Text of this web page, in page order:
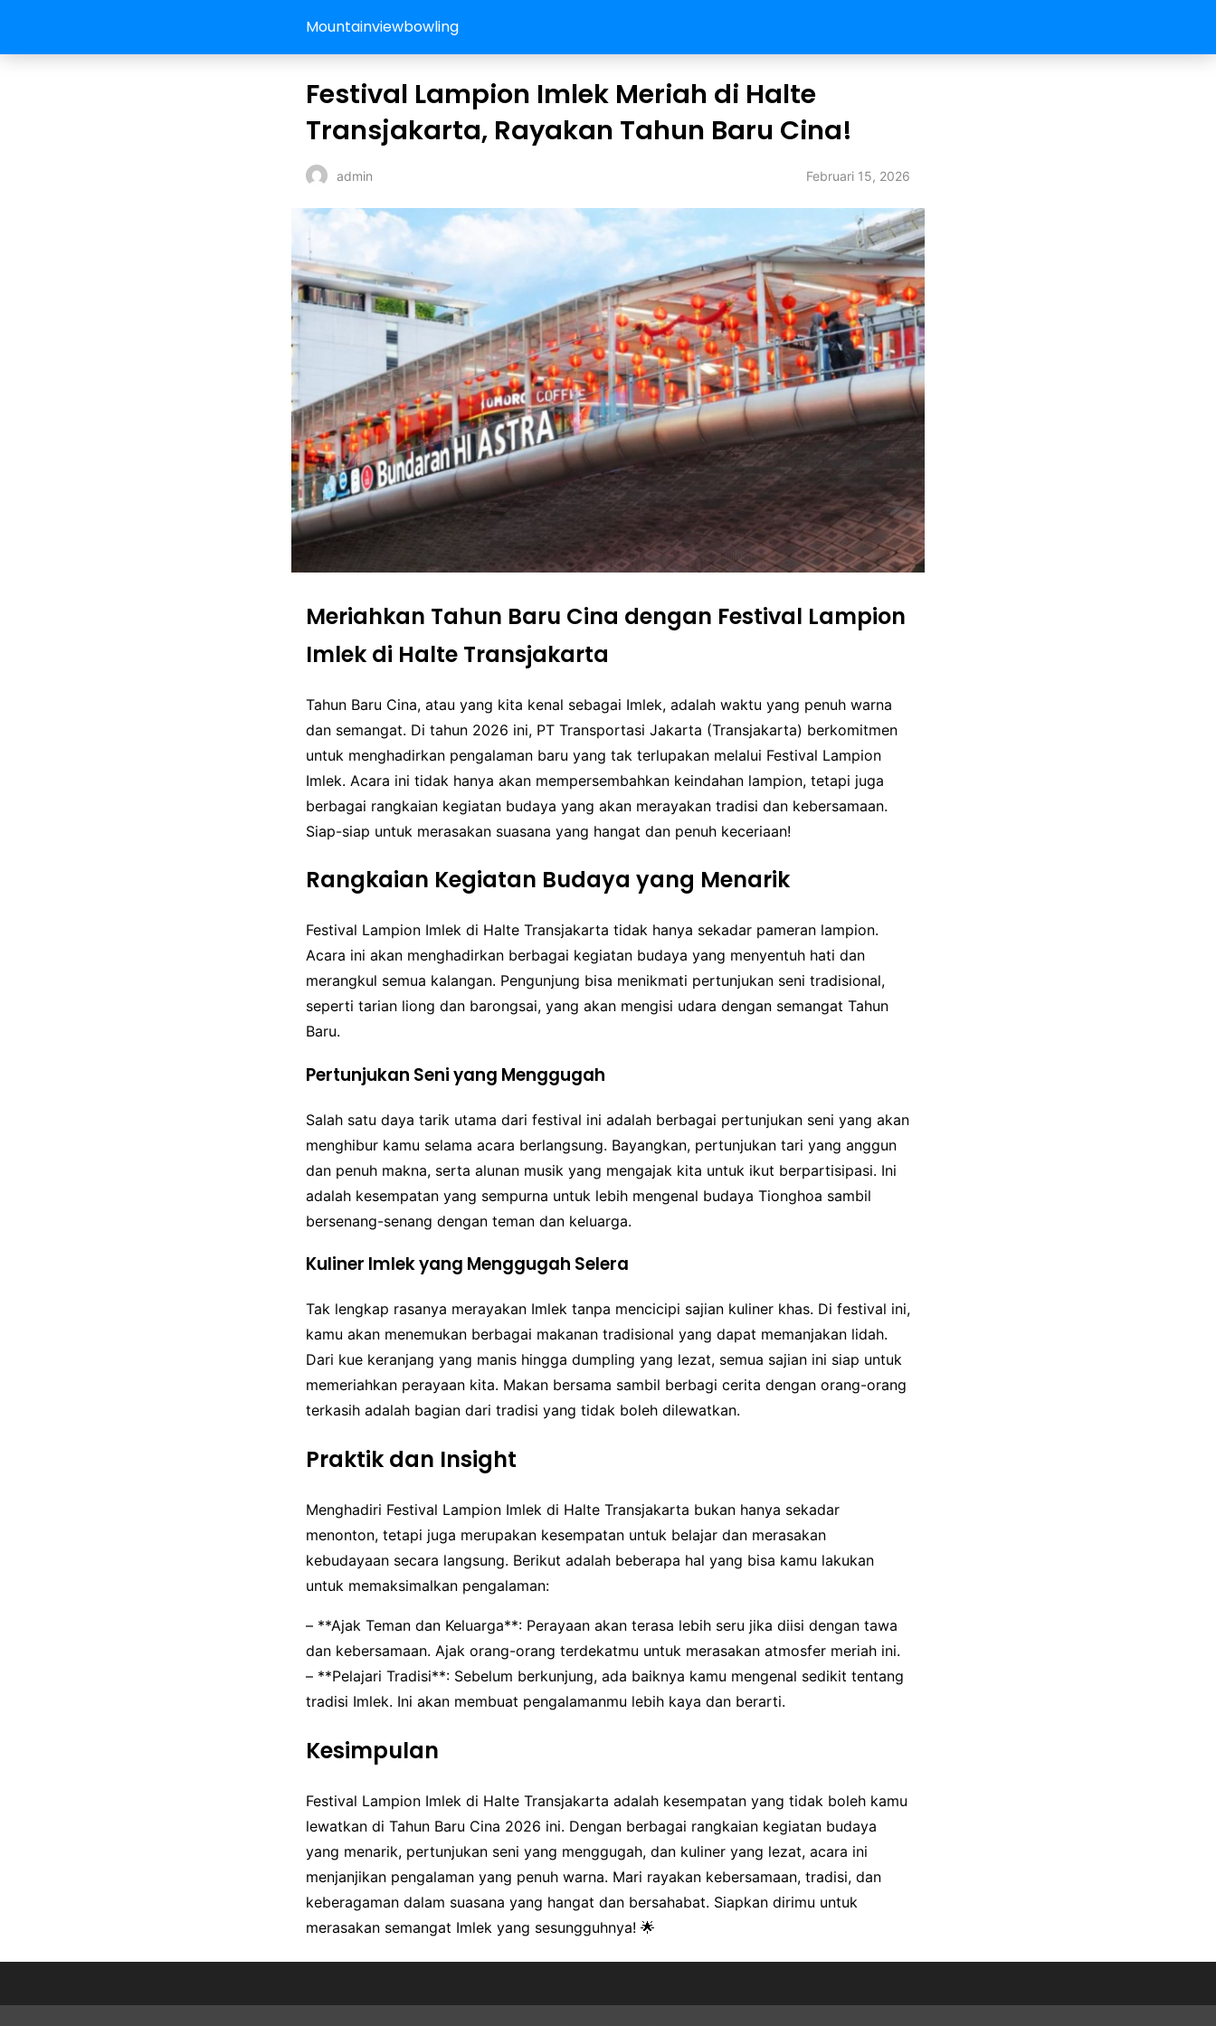
Mountainviewbowling
Festival Lampion Imlek Meriah di Halte
Transjakarta, Rayakan Tahun Baru Cina!
admin Februari 15, 2026
Meriahkan Tahun Baru Cina dengan Festival Lampion
Imlek di Halte Transjakarta
Tahun Baru Cina, atau yang kita kenal sebagai Imlek, adalah waktu yang penuh warna
dan semangat. Di tahun 2026 ini, PT Transportasi Jakarta (Transjakarta) berkomitmen
untuk menghadirkan pengalaman baru yang tak terlupakan melalui Festival Lampion
Imlek. Acara ini tidak hanya akan mempersembahkan keindahan lampion, tetapi juga
berbagai rangkaian kegiatan budaya yang akan merayakan tradisi dan kebersamaan.
Siap-siap untuk merasakan suasana yang hangat dan penuh keceriaan!
Rangkaian Kegiatan Budaya yang Menarik
Festival Lampion Imlek di Halte Transjakarta tidak hanya sekadar pameran lampion.
Acara ini akan menghadirkan berbagai kegiatan budaya yang menyentuh hati dan
merangkul semua kalangan. Pengunjung bisa menikmati pertunjukan seni tradisional,
seperti tarian liong dan barongsai, yang akan mengisi udara dengan semangat Tahun
Baru.
Pertunjukan Seni yang Menggugah
Salah satu daya tarik utama dari festival ini adalah berbagai pertunjukan seni yang akan
menghibur kamu selama acara berlangsung. Bayangkan, pertunjukan tari yang anggun
dan penuh makna, serta alunan musik yang mengajak kita untuk ikut berpartisipasi. Ini
adalah kesempatan yang sempurna untuk lebih mengenal budaya Tionghoa sambil
bersenang-senang dengan teman dan keluarga.
Kuliner Imlek yang Menggugah Selera
Tak lengkap rasanya merayakan Imlek tanpa mencicipi sajian kuliner khas. Di festival ini,
kamu akan menemukan berbagai makanan tradisional yang dapat memanjakan lidah.
Dari kue keranjang yang manis hingga dumpling yang lezat, semua sajian ini siap untuk
memeriahkan perayaan kita. Makan bersama sambil berbagi cerita dengan orang-orang
terkasih adalah bagian dari tradisi yang tidak boleh dilewatkan.
Praktik dan Insight
Menghadiri Festival Lampion Imlek di Halte Transjakarta bukan hanya sekadar
menonton, tetapi juga merupakan kesempatan untuk belajar dan merasakan
kebudayaan secara langsung. Berikut adalah beberapa hal yang bisa kamu lakukan
untuk memaksimalkan pengalaman:
– **Ajak Teman dan Keluarga**: Perayaan akan terasa lebih seru jika diisi dengan tawa
dan kebersamaan. Ajak orang-orang terdekatmu untuk merasakan atmosfer meriah ini.
– **Pelajari Tradisi**: Sebelum berkunjung, ada baiknya kamu mengenal sedikit tentang
tradisi Imlek. Ini akan membuat pengalamanmu lebih kaya dan berarti.
Kesimpulan
Festival Lampion Imlek di Halte Transjakarta adalah kesempatan yang tidak boleh kamu
lewatkan di Tahun Baru Cina 2026 ini. Dengan berbagai rangkaian kegiatan budaya
yang menarik, pertunjukan seni yang menggugah, dan kuliner yang lezat, acara ini
menjanjikan pengalaman yang penuh warna. Mari rayakan kebersamaan, tradisi, dan
keberagaman dalam suasana yang hangat dan bersahabat. Siapkan dirimu untuk
merasakan semangat Imlek yang sesungguhnya! 🌟